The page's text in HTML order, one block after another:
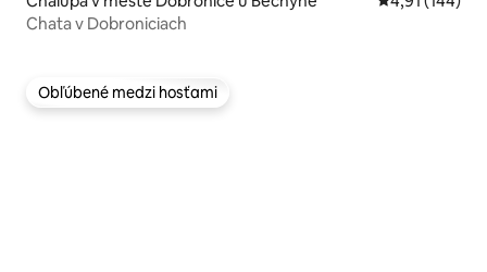
Chata v Dobroniciach
Obľúbené medzi hosťami
Obľúbené medzi hosťami